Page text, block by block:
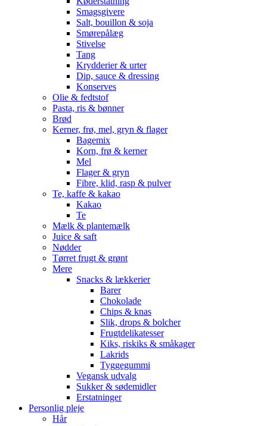
Smagsgivere
Salt, bouillon & soja
Smørepålæg
Stivelse
Tang
Krydderier & urter
Dip, sauce & dressing
Konserves
Olie & fedtstof
Pasta, ris & bønner
Brød
Kerner, frø, mel, gryn & flager
Bagemix
Korn, frø & kerner
Mel
Flager & gryn
Fibre, klid, rasp & pulver
Te, kaffe & kakao
Kakao
Te
Mælk & plantemælk
Juice & saft
Nødder
Tørret frugt & grønt
Mere
Snacks & lækkerier
Barer
Chokolade
Chips & knas
Slik, drops & bolcher
Frugtdelikatesser
Kiks, riskiks & småkager
Lakrids
Tyggegummi
Vegansk udvalg
Sukker & sødemidler
Erstatninger
Personlig pleje
Hår